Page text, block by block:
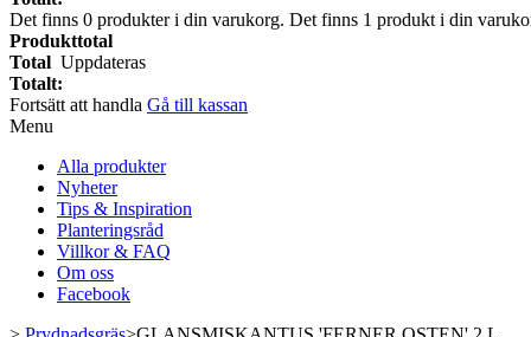
Det finns 0 produkter i din varukorg. Det finns 1 produkt i din
Produkttotal
Total Uppdateras
Totalt:
Fortsätt att handla Gå till kassan
Menu
Alla produkter
Nyheter
Tips & Inspiration
Planteringsråd
Villkor & FAQ
Om oss
Facebook